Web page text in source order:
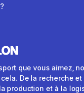
que vous aimez,
De la recherche et
production et à la